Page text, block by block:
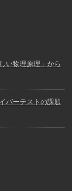
い物理原理」から
バーテストの課題